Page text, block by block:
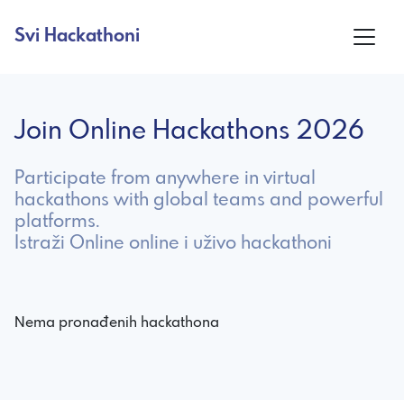
Svi Hackathoni
Join Online Hackathons 2026
Participate from anywhere in virtual
hackathons with global teams and powerful
platforms.
Istraži Online online i uživo hackathoni
Nema pronađenih hackathona